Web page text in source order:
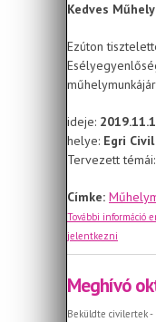
Kedves
Ezúton
ideje:
helye: Egri
Tervezett témái:
Címke:
További információ
jelentkezni
Meghívó
Beküldte civilertek-